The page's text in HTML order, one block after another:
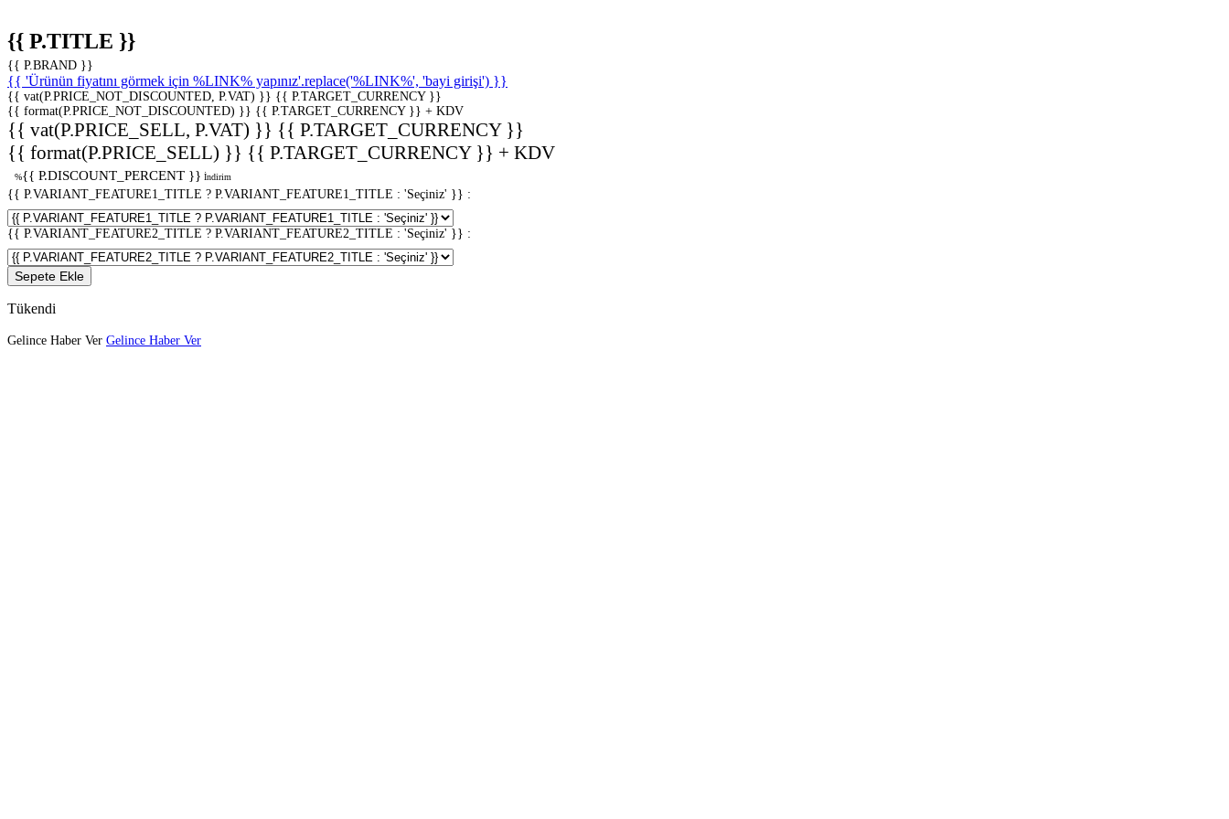
{{ P.TITLE }}
{{ P.BRAND }}
{{ 'Ürünün fiyatını görmek için %LINK% yapınız'.replace('%LINK%', 'bayi girişi') }}
{{ vat(P.PRICE_NOT_DISCOUNTED, P.VAT) }} {{ P.TARGET_CURRENCY }}
{{ format(P.PRICE_NOT_DISCOUNTED) }} {{ P.TARGET_CURRENCY }} + KDV
{{ vat(P.PRICE_SELL, P.VAT) }} {{ P.TARGET_CURRENCY }}
{{ format(P.PRICE_SELL) }} {{ P.TARGET_CURRENCY }} + KDV
%{{ P.DISCOUNT_PERCENT }} İndirim
{{ P.VARIANT_FEATURE1_TITLE ? P.VARIANT_FEATURE1_TITLE : 'Seçiniz' }} :
{{ P.VARIANT_FEATURE2_TITLE ? P.VARIANT_FEATURE2_TITLE : 'Seçiniz' }} :
Sepete Ekle
Tükendi
Gelince Haber Ver Gelince Haber Ver